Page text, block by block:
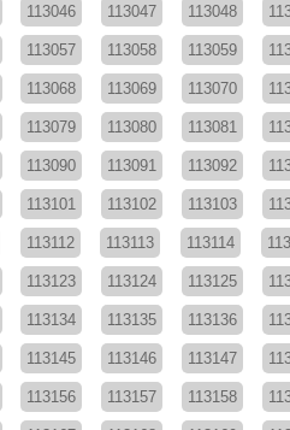
113046 113047 113048
113057 113058 113059
113068 113069 113070
113079 113080 113081
113090 113091 113092
113101 113102 113103
113112 113113 113114
113123 113124 113125
113134 113135 113136
113145 113146 113147
113156 113157 113158